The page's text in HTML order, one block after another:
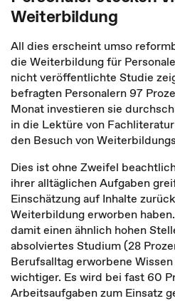
Weiterbildung
All dies erscheint umso
die Weiterbildung für
nicht veröffentlichte Studie
befragten Personalern 97
Monat investieren sie
in die Lektüre von
den Besuch von
Dies ist ohne Zweifel
ihrer alltäglichen Aufgaben
Einschätzung auf Inhalte
Weiterbildung erworben
damit einen ähnlich hohen
absolviertes Studium (28
Berufsalltag erworbene
wichtiger. Es wird bei fast 60
Arbeitsaufgaben zum Einsatz